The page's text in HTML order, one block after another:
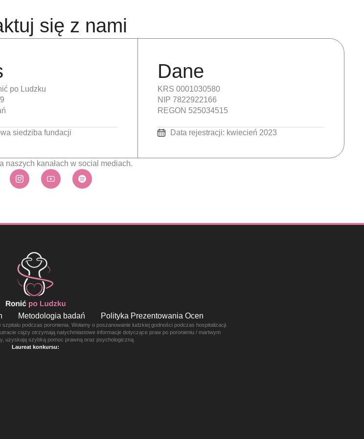
się z nami
po Ludzku
siedziba fundacji
Dane
KRS 0001030580
NIP 7822922166
REGON 525034515
Data rejestracji: kwiecień 2023
naszych kanałach w social mediach.
Metodologia badań Polityka Prezentowania Ocen
podczas poronienia. Wołamy o poszanowanie ludzkiej godności podczas hospitalizacji.
ciąży otrzymają natychmiastowe informacje dotyczące praw po poronieniu / martwym
uzyskają szybką pomoc prawną oraz psychologiczną.
Laureat konkursu: